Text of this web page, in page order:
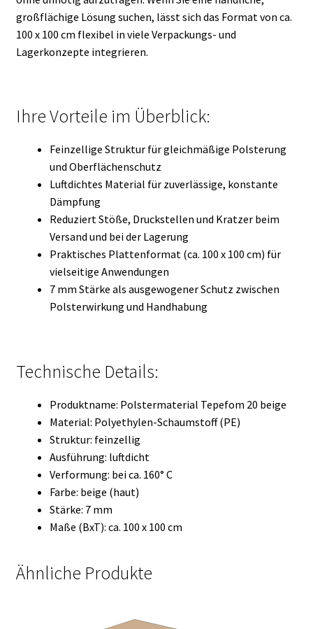
großflächige Lösung suchen, lässt sich das Format von ca.
100 x 100 cm flexibel in viele Verpackungs- und
Lagerkonzepte integrieren.
Ihre Vorteile im Überblick:
Feinzellige Struktur für gleichmäßige Polsterung
und Oberflächenschutz
Luftdichtes Material für zuverlässige, konstante
Dämpfung
Reduziert Stöße, Druckstellen und Kratzer beim
Versand und bei der Lagerung
Praktisches Plattenformat (ca. 100 x 100 cm) für
vielseitige Anwendungen
7 mm Stärke als ausgewogener Schutz zwischen
Polsterwirkung und Handhabung
Technische Details:
Produktname: Polstermaterial Tepefom 20 beige
Material: Polyethylen-Schaumstoff (PE)
Struktur: feinzellig
Ausführung: luftdicht
Verformung: bei ca. 160° C
Farbe: beige (haut)
Stärke: 7 mm
Maße (BxT): ca. 100 x 100 cm
Ähnliche Produkte